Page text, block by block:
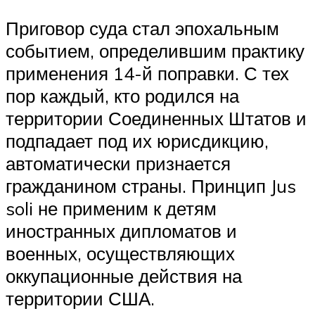
Приговор суда стал эпохальным
событием, определившим практику
применения 14-й поправки. С тех
пор каждый, кто родился на
территории Соединенных Штатов и
подпадает под их юрисдикцию,
автоматически признается
гражданином страны. Принцип Jus
soli не применим к детям
иностранных дипломатов и
военных, осуществляющих
оккупационные действия на
территории США.